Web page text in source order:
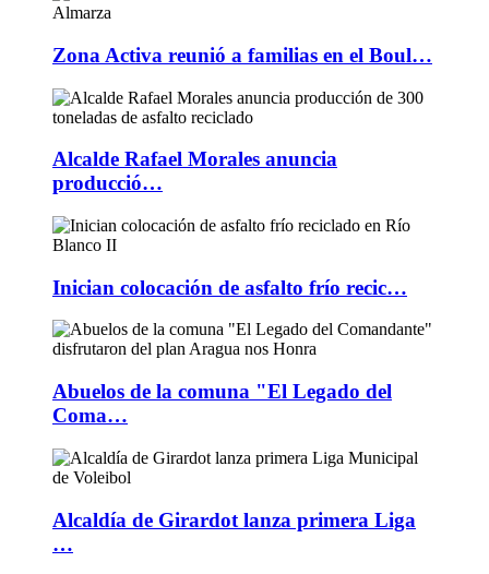
Zona Activa reunió a familias en el Boul…
Alcalde Rafael Morales anuncia
producció…
Inician colocación de asfalto frío recic…
Abuelos de la comuna "El Legado del
Coma…
Alcaldía de Girardot lanza primera Liga
…